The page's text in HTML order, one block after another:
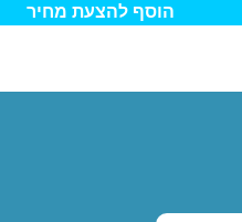
הוסף להצעת מחיר